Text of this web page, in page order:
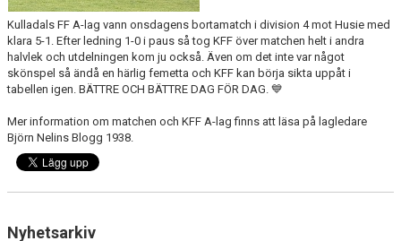
MATCHER
INBETALNING
KFF FACEBOOK
MEDLEM INTRESSEANMÄLAN
Kulladals FF A-lag vann onsdagens bortamatch i division 4 mot Husie med
klara 5-1. Efter ledning 1-0 i paus så tog KFF över matchen helt i andra
halvlek och utdelningen kom ju också. Även om det inte var något
skönspel så ändå en härlig femetta och KFF kan börja sikta uppåt i
tabellen igen. BÄTTRE OCH BÄTTRE DAG FÖR DAG. 💙
Mer information om matchen och KFF A-lag finns att läsa på lagledare
Björn Nelins Blogg 1938.
Nyhetsarkiv